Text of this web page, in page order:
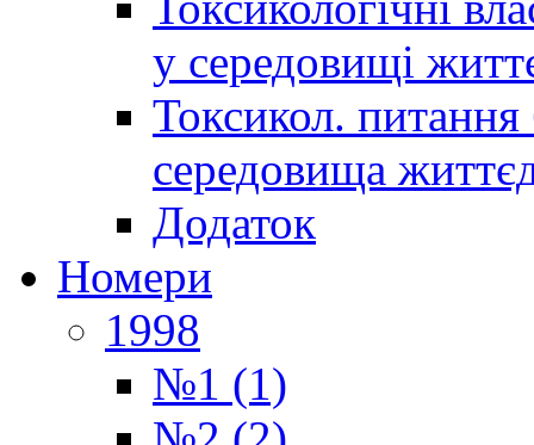
у середовищі
Токсикол. питання
середовища
Додаток
Номери
1998
№1 (1)